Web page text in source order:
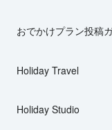
おでかけプラン投稿
Holiday Travel
Holiday Studio